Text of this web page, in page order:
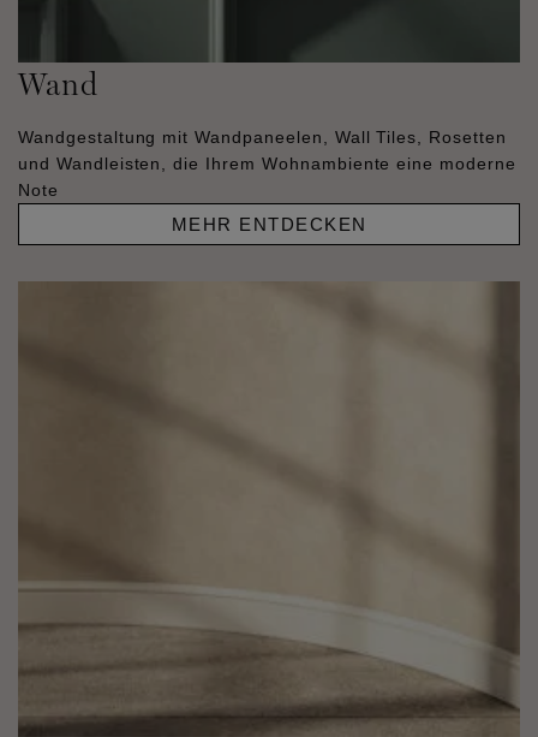
Wand
Wandgestaltung mit Wandpaneelen, Wall Tiles, Rosetten
und Wandleisten, die Ihrem Wohnambiente eine moderne
Note
MEHR ENTDECKEN